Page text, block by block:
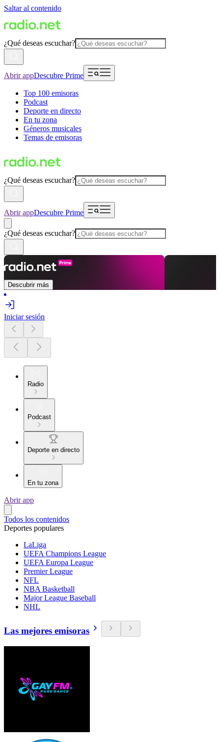
Saltar al contenido
¿Qué deseas escuchar?
Abrir appDescubre Prime
Top 100 emisoras
Podcast
Deporte en directo
En tu zona
Géneros musicales
Temas de emisoras
¿Qué deseas escuchar?
Abrir appDescubre Prime
¿Qué deseas escuchar?
Descubrir más
Iniciar sesión
Radio
Podcast
Deporte en directo
En tu zona
Abrir app
Todos los contenidos
Deportes populares
LaLiga
UEFA Champions League
UEFA Europa League
Premier League
NFL
NBA Basketball
Major League Baseball
NHL
Las mejores emisoras